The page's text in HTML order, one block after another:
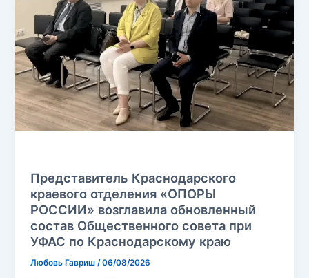
Представитель Краснодарского
краевого отделения «ОПОРЫ
РОССИИ» возглавила обновленный
состав Общественного совета при
УФАС по Краснодарскому краю
Любовь Гавриш/06/08/2026